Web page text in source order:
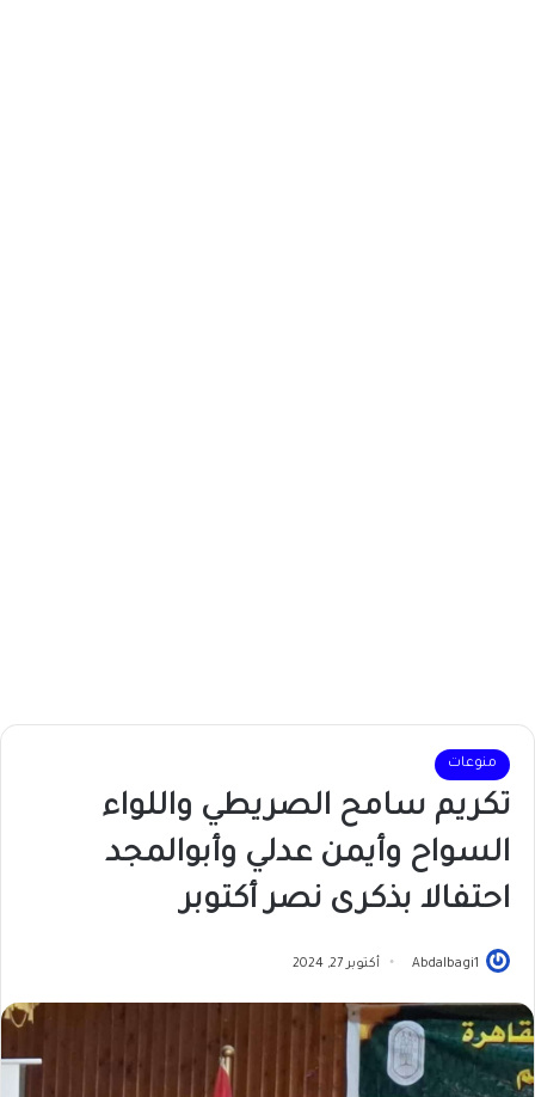
منوعات
تكريم سامح الصريطي واللواء
السواح وأيمن عدلي وأبوالمجد
احتفالا بذكرى نصر أكتوبر
Abdalbagi1 أكتوبر 27, 2024